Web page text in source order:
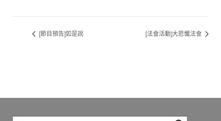
[節目預告]如是說 [法會活動]大悲懺法會